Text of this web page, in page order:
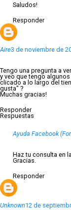
Saludos!
Responder
Aire3 de noviembre de
Tengo una pregunta a
y veo que tengo
clicado a lo largo del
gusta" ?
Muchas gracias!
Responder
Respuestas
Ayuda Facebook
Haz tu consulta en
Gracias.
Responder
Unknown12 de